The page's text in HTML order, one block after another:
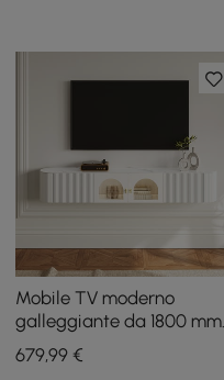
Mobile TV moderno
galleggiante da 1800 mm
in pietra sinterizzata
bianca
679,99 €